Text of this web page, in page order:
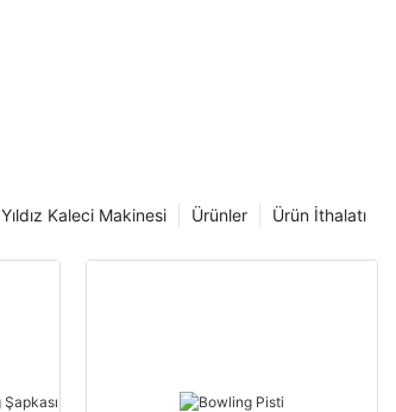
Ürün İthalatı
Ürünler
Yıldız Kaleci Makinesi